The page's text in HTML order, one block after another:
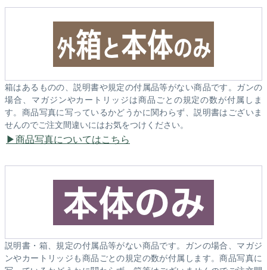
箱はあるものの、説明書や規定の付属品等がない商品です。ガンの
場合、マガジンやカートリッジは商品ごとの規定の数が付属しま
す。商品写真に写っているかどうかに関わらず、説明書はございま
せんのでご注文間違いにはお気をつけください。
商品写真についてはこちら
説明書・箱、規定の付属品等がない商品です。ガンの場合、マガジ
ンやカートリッジも商品ごとの規定の数が付属します。商品写真に